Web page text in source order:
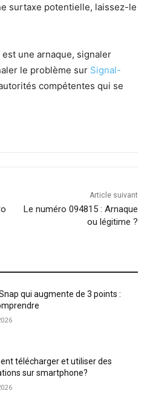
surtaxe potentielle, laissez-le
une arnaque, signaler
le problème sur Signal-
compétentes qui se
Article suivant
Le numéro 094815 : Arnaque
ou légitime ?
qui augmente de 3 points :
télécharger et utiliser des
sur smartphone?